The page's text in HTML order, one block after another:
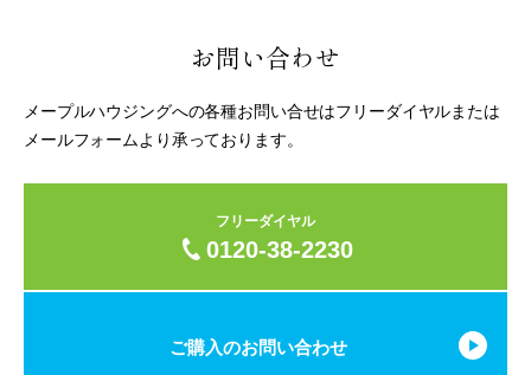
お問い合わせ
メープルハウジングへの各種お問い合せはフリーダイヤルまたは
メールフォームより承っております。
フリーダイヤル
0120-38-2230
ご購入のお問い合わせ